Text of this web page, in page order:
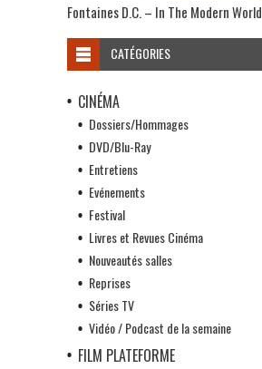
Fontaines D.C. – In The Modern World
CATÉGORIES
CINÉMA
Dossiers/Hommages
DVD/Blu-Ray
Entretiens
Evénements
Festival
Livres et Revues Cinéma
Nouveautés salles
Reprises
Séries TV
Vidéo / Podcast de la semaine
FILM PLATEFORME